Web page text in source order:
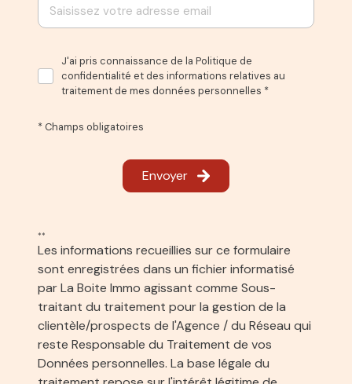
J'ai pris connaissance de la Politique de
confidentialité et des informations relatives au
traitement de mes données personnelles *
* Champs obligatoires
Envoyer
**
Les informations recueillies sur ce formulaire
sont enregistrées dans un fichier informatisé
par La Boite Immo agissant comme Sous-
traitant du traitement pour la gestion de la
clientèle/prospects de l'Agence / du Réseau qui
reste Responsable du Traitement de vos
Données personnelles. La base légale du